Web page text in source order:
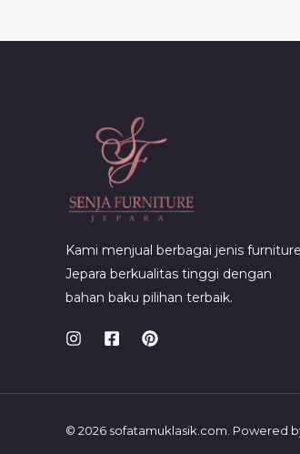
Kami menjual berbagai jenis furniture
Jepara berkualitas tinggi dengan
bahan baku pilihan terbaik.
© 2026 sofatamuklasik.com. Powered